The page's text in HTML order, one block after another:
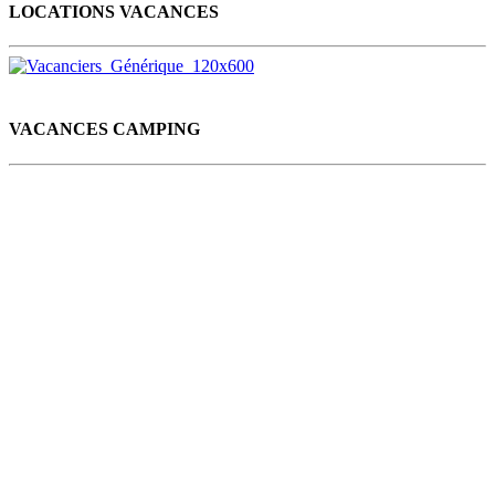
LOCATIONS VACANCES
VACANCES CAMPING